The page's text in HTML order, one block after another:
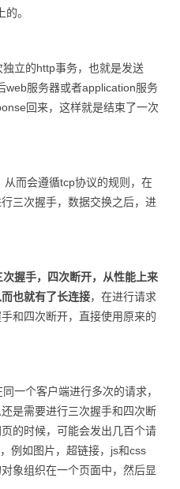
。
立的http事务，也就是发送
web服务器或者application服务
回来，这样就是结束了一次
而会遵循tcp协议的规则，在
三次握手，数据交换之后，进
握手，四次断开，从性能上来
也就有了长连接，在进行请求
和四次断开，直接使用原来的
一个客户端进行多次的请求，
是需要进行三次握手和四次断
的时候，可能会发出几百个请
例如图片，超链接，js和css
象组织在一个页面中，然后显